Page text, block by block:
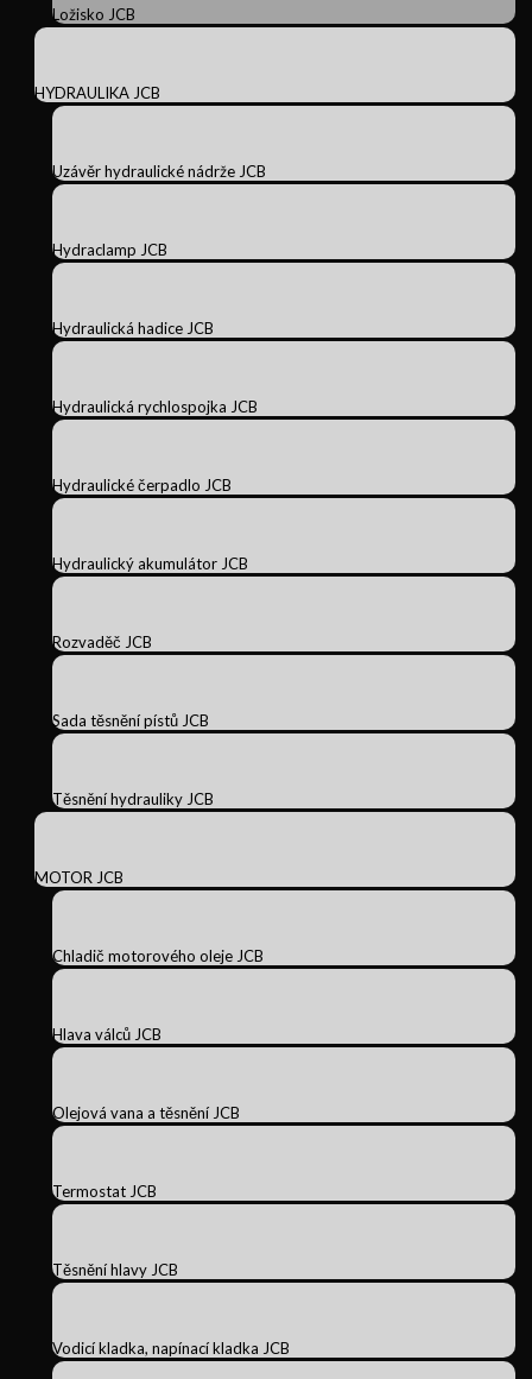
Ložisko JCB
HYDRAULIKA JCB
Uzávěr hydraulické nádrže JCB
Hydraclamp JCB
Hydraulická hadice JCB
Hydraulická rychlospojka JCB
Hydraulické čerpadlo JCB
Hydraulický akumulátor JCB
Rozvaděč JCB
Sada těsnění pístů JCB
Těsnění hydrauliky JCB
MOTOR JCB
Chladič motorového oleje JCB
Hlava válců JCB
Olejová vana a těsnění JCB
Termostat JCB
Těsnění hlavy JCB
Vodicí kladka, napínací kladka JCB